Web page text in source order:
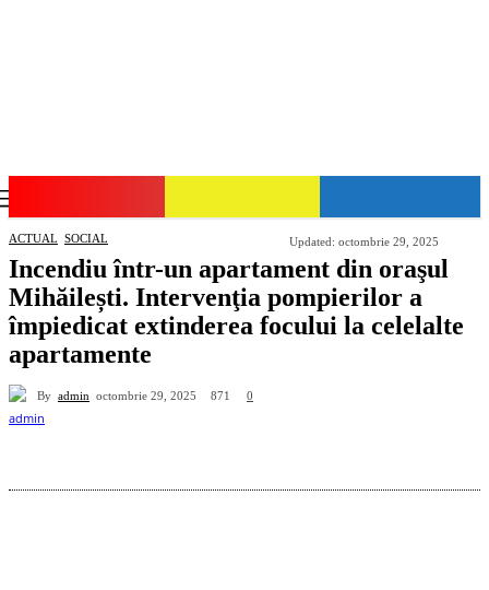
ACTUAL SOCIAL Updated: octombrie 29, 2025
Incendiu într-un apartament din oraşul
Mihăilești. Intervenţia pompierilor a
împiedicat extinderea focului la celelalte
apartamente
By admin octombrie 29, 2025 871 0